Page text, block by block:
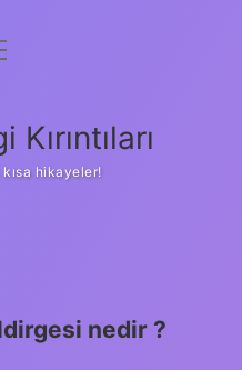
hikayeler!
nedir ?